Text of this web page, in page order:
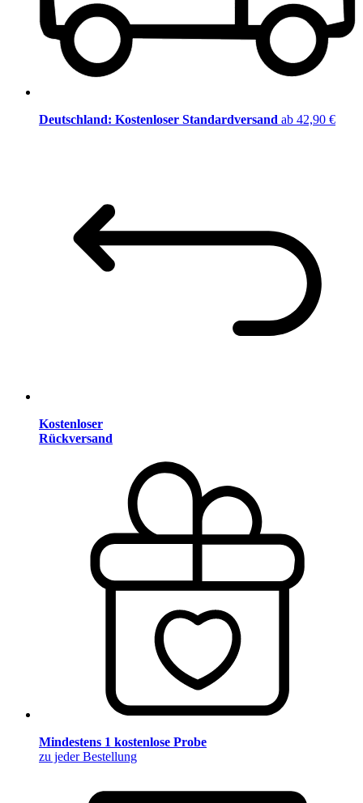
Deutschland: Kostenloser Standardversand ab 42,90 €
Kostenloser
Rückversand
Mindestens 1 kostenlose Probe
zu jeder Bestellung